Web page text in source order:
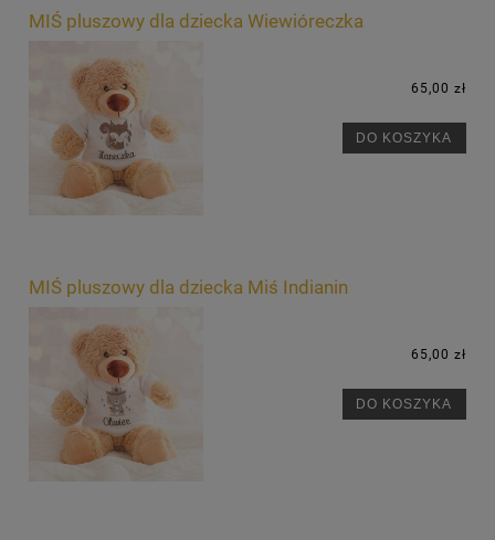
MIŚ pluszowy dla dziecka Wiewióreczka
65,00 zł
DO KOSZYKA
MIŚ pluszowy dla dziecka Miś Indianin
65,00 zł
DO KOSZYKA